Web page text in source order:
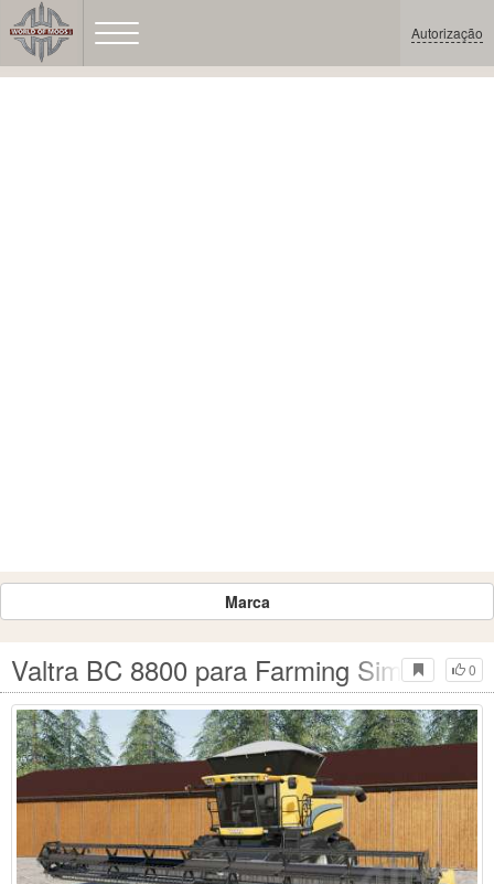
Autorização
Marca
0
Valtra BC 8800 para Farming Simulator